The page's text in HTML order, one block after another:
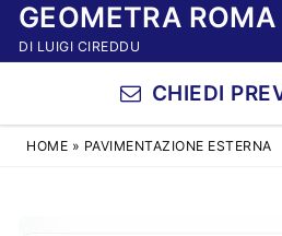
VaiGEOMETRA ROMA
DI LUIGI CIREDDU
CHIEDI
HOME » PAVIMENTAZIONE ESTERNA